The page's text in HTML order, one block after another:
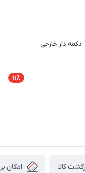
11٪
کالا امکان